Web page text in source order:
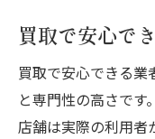
買取で安心で
買取で安心できる
と専門性の高さです
店舗は実際の利用者